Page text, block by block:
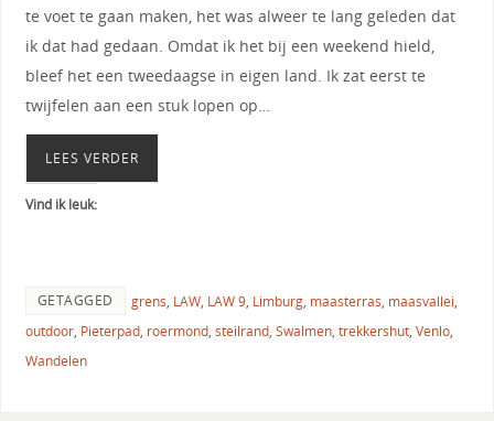
te voet te gaan maken, het was alweer te lang geleden dat
ik dat had gedaan. Omdat ik het bij een weekend hield,
bleef het een tweedaagse in eigen land. Ik zat eerst te
twijfelen aan een stuk lopen op…
LEES VERDER
Vind ik leuk:
GETAGGED grens, LAW, LAW 9, Limburg, maasterras, maasvallei,
outdoor, Pieterpad, roermond, steilrand, Swalmen, trekkershut, Venlo,
Wandelen